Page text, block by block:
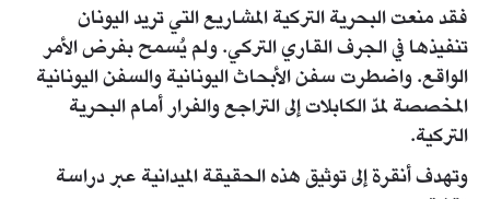
فقد منعت البحرية التركية المشاريع التي تريد اليونان
تنفيذها في الجرف القاري التركي. ولم يُسمح بفرض الأمر
الواقع. واضطرت سفن الأبحاث اليونانية والسفن اليونانية
المخصصة لمدّ الكابلات إلى التراجع والفرار أمام البحرية
التركية.
وتهدف أنقرة إلى توثيق هذه الحقيقة الميدانية عبر دراسة